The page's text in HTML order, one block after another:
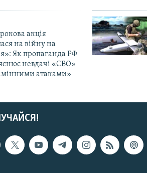
акція
на війну на
Як пропаганда РФ
невдачі «СВО»
атаками»